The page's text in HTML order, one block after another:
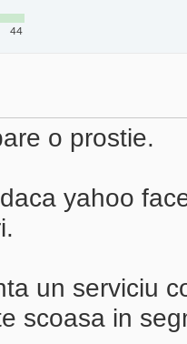
44
o prostie.
yahoo
un serviciu
scoasa in